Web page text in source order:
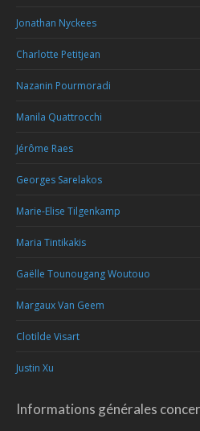
Jonathan Nyckees
Charlotte Petitjean
Nazanin Pourmoradi
Manila Quattrocchi
Jérôme Raes
Georges Sarelakos
Marie-Elise Tilgenkamp
Maria Tintikakis
Gaëlle Tounougang Woutouo
Margaux Van Geem
Clotilde Visart
Justin Xu
Informations générales